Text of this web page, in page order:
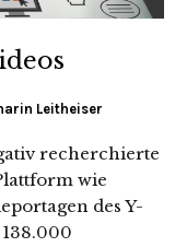
Leitheiser
recherchierte
wie
des Y-